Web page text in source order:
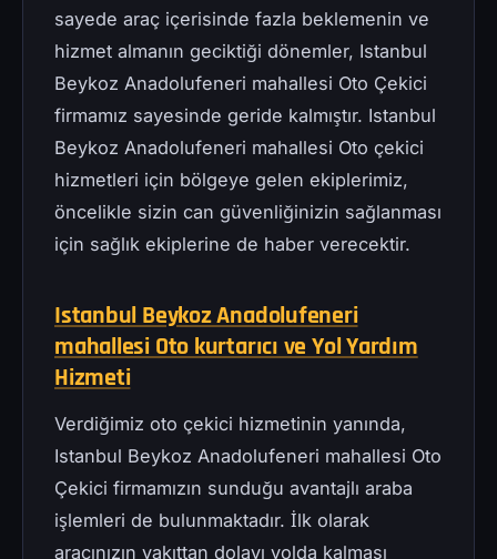
sayede araç içerisinde fazla beklemenin ve
hizmet almanın geciktiği dönemler, Istanbul
Beykoz Anadolufeneri mahallesi Oto Çekici
firmamız sayesinde geride kalmıştır. Istanbul
Beykoz Anadolufeneri mahallesi Oto çekici
hizmetleri için bölgeye gelen ekiplerimiz,
öncelikle sizin can güvenliğinizin sağlanması
için sağlık ekiplerine de haber verecektir.
Istanbul Beykoz Anadolufeneri
mahallesi Oto kurtarıcı ve Yol Yardım
Hizmeti
Verdiğimiz oto çekici hizmetinin yanında,
Istanbul Beykoz Anadolufeneri mahallesi Oto
Çekici firmamızın sunduğu avantajlı araba
işlemleri de bulunmaktadır. İlk olarak
aracınızın yakıttan dolayı yolda kalması